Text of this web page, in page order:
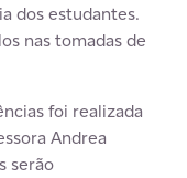
dos estudantes.
nas tomadas de
foi realizada
Andrea
serão